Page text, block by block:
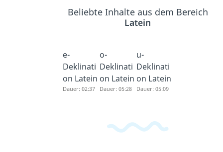
Beliebte Inhalte aus dem Bereich
Latein
e-
Deklinati
on Latein
Dauer: 02:37
o-
Deklinati
on Latein
Dauer: 05:28
u-
Deklinati
on Latein
Dauer: 05:09